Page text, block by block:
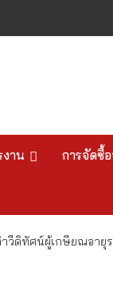
าน การจัดซื้
วีดิทัศน์ผู้เกษียณอายุ